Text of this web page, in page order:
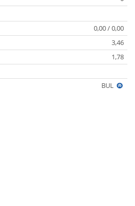
0,00 / 0,00
3,46
1,78
BUL